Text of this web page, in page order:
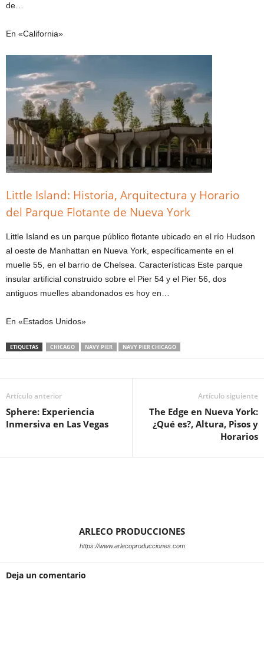
de…
En «California»
Little Island: Historia, Arquitectura y Horario
del Parque Flotante de Nueva York
Little Island es un parque público flotante ubicado en el río Hudson
al oeste de Manhattan en Nueva York, específicamente en el
muelle 55, en el barrio de Chelsea. Características Este parque
insular artificial construido sobre el Pier 54 y el Pier 56, dos
antiguos muelles abandonados es hoy en…
En «Estados Unidos»
ETIQUETAS CHICAGO NAVY PIER NAVY PIER CHICAGO
Artículo anterior
Sphere: Experiencia
Inmersiva en Las Vegas
Artículo siguiente
The Edge en Nueva York:
¿Qué es?, Altura, Pisos y
Horarios
ARLECO PRODUCCIONES
https://www.arlecoproducciones.com
Deja un comentario